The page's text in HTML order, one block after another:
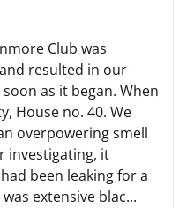
Club was
resulted in our
as it began. When
House no. 40. We
overpowering smell
investigating, it
been leaking for a
extensive blac...